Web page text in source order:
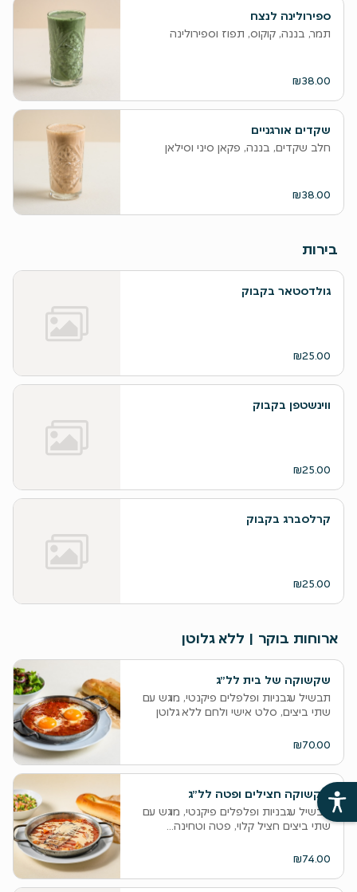
ספירולינה לנצח
תמר, בננה, קוקוס, תפוז וספירולינה
₪38.00
שקדים אורגניים
חלב שקדים, בננה, פקאן סיני וסילאן
₪38.00
בירות
גולדסטאר בקבוק
₪25.00
ווינשטפן בקבוק
₪25.00
קרלסברג בקבוק
₪25.00
ארוחות בוקר | ללא גלוטן
שקשוקה של בית לל״ג
תבשיל עגבניות ופלפלים פיקנטי, מוגש עם
שתי ביצים, סלט אישי ולחם ללא גלוטן
₪70.00
שקשוקה חצילים ופטה לל״ג
תבשיל עגבניות ופלפלים פיקנטי, מוגש עם
שתי ביצים חציל קלוי, פטה וטחינה...
₪74.00